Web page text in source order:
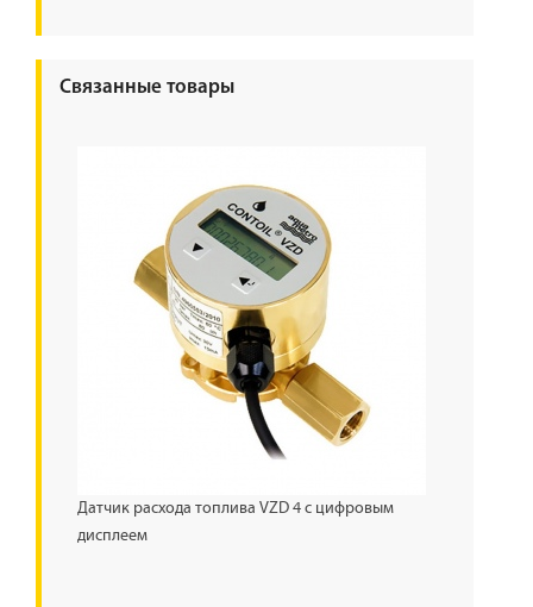
Связанные товары
Датчик расхода топлива VZD 4 с цифровым
дисплеем